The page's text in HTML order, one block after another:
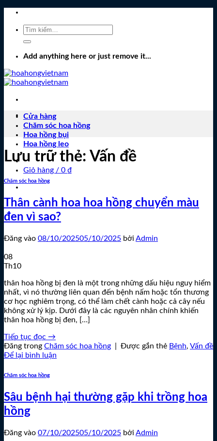
Tìm
Add anything here or just remove it...
Cửa hàng
Chăm sóc hoa hồng
Hoa hồng bụi
Hoa hồng leo
Giỏ hàng / 0 ₫
Lưu trữ thẻ: Vấn đề
Chăm sóc hoa hồng
Thân cành hoa hoa hồng chuyển màu
đen vì sao?
Đăng vào 08/10/202505/10/2025 bởi Admin
08
Th10
thân hoa hồng bị đen là một trong những dấu hiệu nguy hiểm
nhất, vì nó thường liên quan đến bệnh nấm hoặc tổn thương
cơ học nghiêm trọng, có thể làm chết cành hoặc cả cây nếu
không xử lý kịp. Dưới đây là các nguyên nhân chính khiến
thân hoa hồng bị đen, […]
Tiếp tục đọc →
Đăng trong Chăm sóc hoa hồng Được gắn thẻ Bệnh, Vấn đề
Để lại bình luận
Chăm sóc hoa hồng
Sâu bệnh hại thường gặp khi trồng hoa
hồng
Đăng vào 07/10/202505/10/2025 bởi Admin